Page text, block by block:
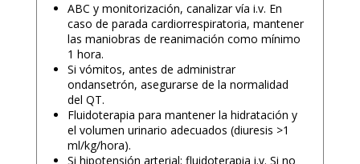
ABC y monitorización, canalizar vía i.v. En
caso de parada cardiorrespiratoria, mantener
las maniobras de reanimación como mínimo
1 hora.
Si vómitos, antes de administrar
ondansetrón, asegurarse de la normalidad
del QT.
Fluidoterapia para mantener la hidratación y
el volumen urinario adecuados (diuresis >1
ml/kg/hora).
Si hipotensión arterial: fluidoterapia i.v. Si no